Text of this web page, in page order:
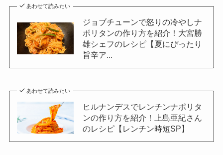
あわせて読みたい
ジョブチューンで怒りの冷やしナ
ポリタンの作り方を紹介！大宮勝
雄シェフのレシピ【夏にぴったり
旨辛ア...
あわせて読みたい
ヒルナンデスでレンチンナポリタ
ンの作り方を紹介！上島亜紀さん
のレシピ【レンチン時短SP】